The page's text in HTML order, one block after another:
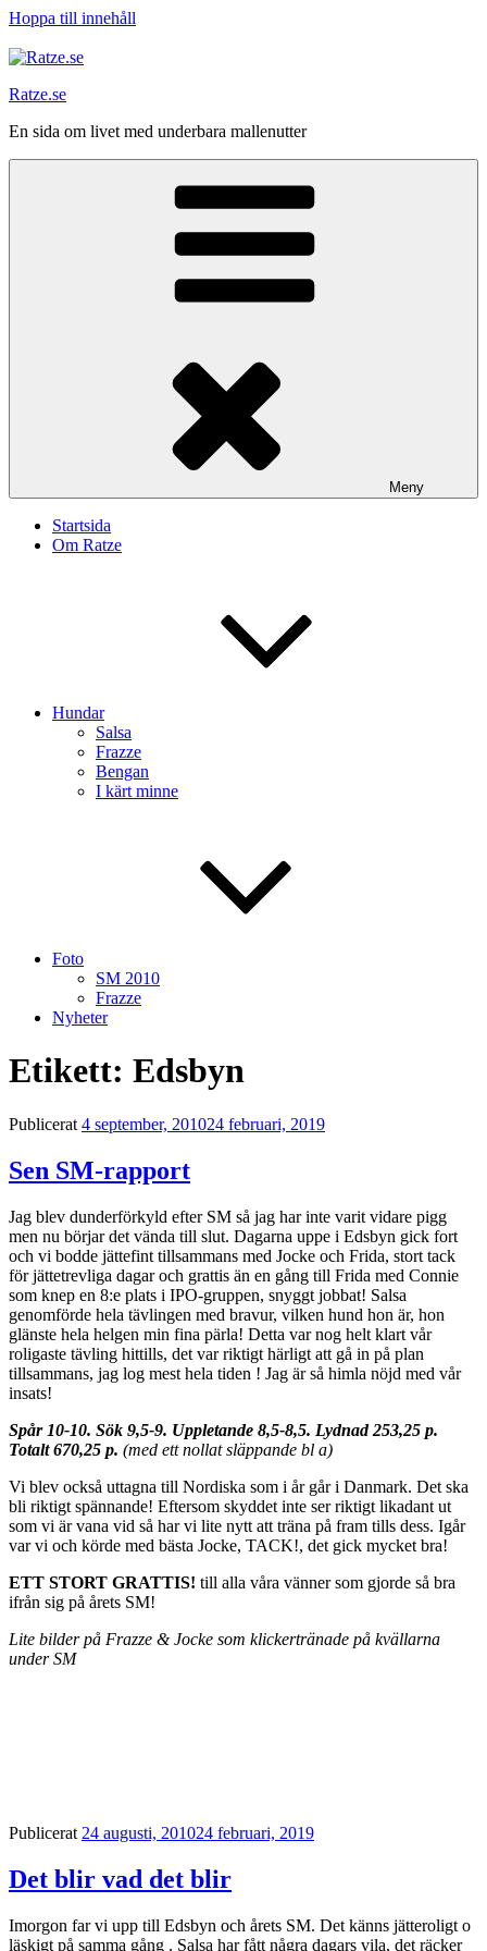
Hoppa till innehåll
Ratze.se
En sida om livet med underbara mallenutter
Meny
Startsida
Om Ratze
Hundar
Salsa
Frazze
Bengan
I kärt minne
Foto
SM 2010
Frazze
Nyheter
Etikett: Edsbyn
Publicerat 4 september, 201024 februari, 2019
Sen SM-rapport
Jag blev dunderförkyld efter SM så jag har inte varit vidare pigg
men nu börjar det vända till slut. Dagarna uppe i Edsbyn gick fort
och vi bodde jättefint tillsammans med Jocke och Frida, stort tack
för jättetrevliga dagar och grattis än en gång till Frida med Connie
som knep en 8:e plats i IPO-gruppen, snyggt jobbat! Salsa
genomförde hela tävlingen med bravur, vilken hund hon är, hon
glänste hela helgen min fina pärla! Detta var nog helt klart vår
roligaste tävling hittills, det var riktigt härligt att gå in på plan
tillsammans, jag log mest hela tiden ! Jag är så himla nöjd med vår
insats!
Spår 10-10. Sök 9,5-9. Uppletande 8,5-8,5. Lydnad 253,25 p.
Totalt 670,25 p. (med ett nollat släppande bl a)
Vi blev också uttagna till Nordiska som i år går i Danmark. Det ska
bli riktigt spännande! Eftersom skyddet inte ser riktigt likadant ut
som vi är vana vid så har vi lite nytt att träna på fram tills dess. Igår
var vi och körde med bästa Jocke, TACK!, det gick mycket bra!
ETT STORT GRATTIS! till alla våra vänner som gjorde så bra
ifrån sig på årets SM!
Lite bilder på Frazze & Jocke som klickertränade på kvällarna
under SM
Publicerat 24 augusti, 201024 februari, 2019
Det blir vad det blir
Imorgon far vi upp till Edsbyn och årets SM. Det känns jätteroligt o
läskigt på samma gång . Salsa har fått några dagars vila, det räcker